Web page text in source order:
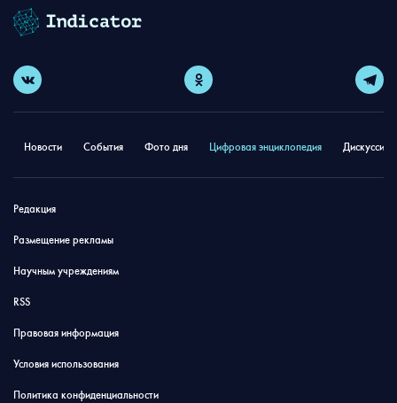
Новости События Фото дня Цифровая энциклопедия
Редакция
Размещение рекламы
Научным учреждениям
RSS
Правовая информация
Условия использования
Политика конфиденциальности